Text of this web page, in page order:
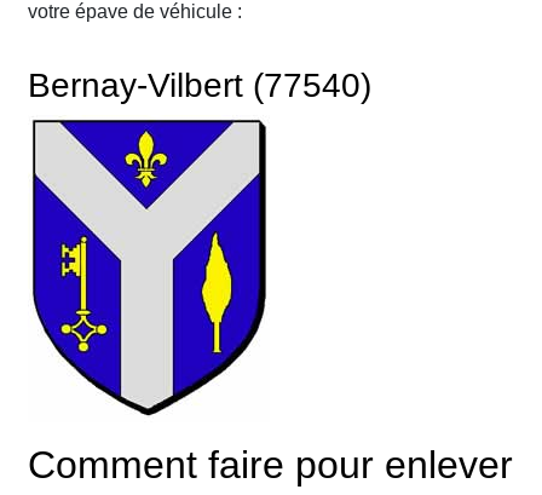
votre épave de véhicule :
Bernay-Vilbert (77540)
Comment faire pour enlever